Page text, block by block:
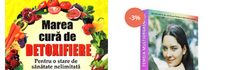
Extratereștrii
OZN
Transformare spirituală
Psihologie
-3%